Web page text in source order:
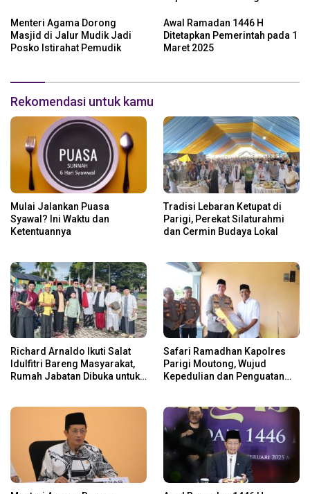
Menteri Agama Dorong
Masjid di Jalur Mudik Jadi
Posko Istirahat Pemudik
Awal Ramadan 1446 H
Ditetapkan Pemerintah pada 1
Maret 2025
Rekomendasi untuk kamu
Mulai Jalankan Puasa
Syawal? Ini Waktu dan
Ketentuannya
Tradisi Lebaran Ketupat di
Parigi, Perekat Silaturahmi
dan Cermin Budaya Lokal
Richard Arnaldo Ikuti Salat
Idulfitri Bareng Masyarakat,
Rumah Jabatan Dibuka untuk
Safari Ramadhan Kapolres
Parigi Moutong, Wujud
Kepedulian dan Penguatan